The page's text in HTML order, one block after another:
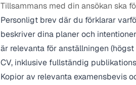
Tillsammans med din ansökan ska
Personligt brev där du förklarar
beskriver dina planer och
är relevanta för anställningen
CV, inklusive fullständig
Kopior av relevanta examensbevis